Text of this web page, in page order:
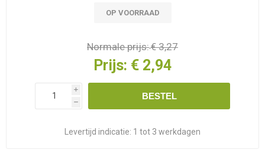
OP VOORRAAD
Normale prijs:€ 3,27
Prijs: € 2,94
i
h
BESTEL
Levertijd indicatie: 1 tot 3 werkdagen